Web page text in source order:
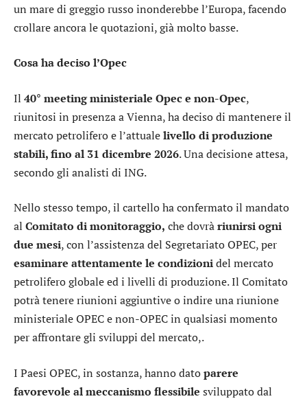
un mare di greggio russo inonderebbe l’Europa, facendo
crollare ancora le quotazioni, già molto basse.
Cosa ha deciso l’Opec
Il 40° meeting ministeriale Opec e non-Opec,
riunitosi in presenza a Vienna, ha deciso di mantenere il
mercato petrolifero e l’attualelivello di produzione
stabili, fino al 31 dicembre 2026. Una decisione attesa,
secondo gli analisti di ING.
Nello stesso tempo, il cartello ha confermato il mandato
al Comitato di monitoraggio, che dovràriunirsi ogni
due mesi, con l’assistenza del Segretariato OPEC, per
esaminare attentamente le condizionidel mercato
petrolifero globale ed i livelli di produzione. Il Comitato
potrà tenere riunioni aggiuntive o indire una riunione
ministeriale OPEC e non-OPEC in qualsiasi momento
per affrontare gli sviluppi del mercato,.
I Paesi OPEC, in sostanza, hanno datoparere
favorevole al meccanismo flessibile sviluppato dal